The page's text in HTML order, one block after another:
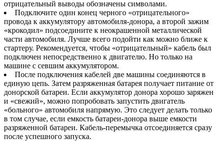
отрицательный выводы обозначены символами.
Подключите один конец черного «отрицательного»
провода к аккумулятору автомобиля-донора, а второй зажим
«крокодил» подсоедините к неокрашенной металлической
части автомобиля. Лучше всего подойти как можно ближе к
стартеру. Рекомендуется, чтобы «отрицательный» кабель был
подключен непосредственно к двигателю. Но только на
машине с севшим аккумулятором.
После подключения кабелей две машины соединяются в
единую цепь. Затем разряженная батарея получает питание от
донорской батареи. Если аккумулятор донора хорошо заряжен
и «свежий», можно попробовать запустить двигатель
«больного» автомобиля напрямую. Это следует делать только
в том случае, если емкость батареи-донора выше емкости
разряженной батареи. Кабель-перемычка отсоединяется сразу
после успешного запуска.